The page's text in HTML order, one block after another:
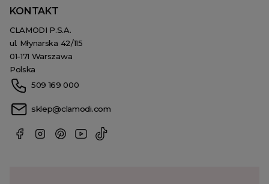
KONTAKT
CLAMODI P.S.A.
ul. Młynarska 42/115
01-171 Warszawa
Polska
509 169 000
sklep@clamodi.com